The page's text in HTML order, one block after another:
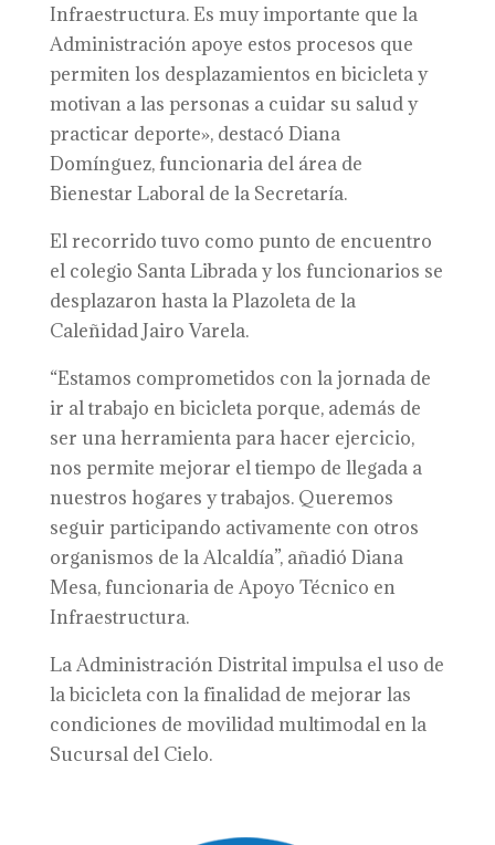
Infraestructura. Es muy importante que la
Administración apoye estos procesos que
permiten los desplazamientos en bicicleta y
motivan a las personas a cuidar su salud y
practicar deporte», destacó Diana
Domínguez, funcionaria del área de
Bienestar Laboral de la Secretaría.
El recorrido tuvo como punto de encuentro
el colegio Santa Librada y los funcionarios se
desplazaron hasta la Plazoleta de la
Caleñidad Jairo Varela.
“Estamos comprometidos con la jornada de
ir al trabajo en bicicleta porque, además de
ser una herramienta para hacer ejercicio,
nos permite mejorar el tiempo de llegada a
nuestros hogares y trabajos. Queremos
seguir participando activamente con otros
organismos de la Alcaldía”, añadió Diana
Mesa, funcionaria de Apoyo Técnico en
Infraestructura.
La Administración Distrital impulsa el uso de
la bicicleta con la finalidad de mejorar las
condiciones de movilidad multimodal en la
Sucursal del Cielo.